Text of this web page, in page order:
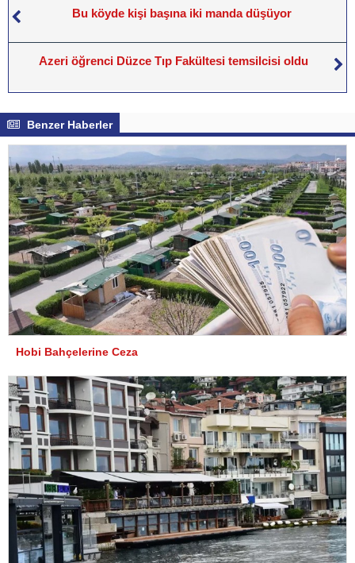
Bu köyde kişi başına iki manda düşüyor
Azeri öğrenci Düzce Tıp Fakültesi temsilcisi oldu
Benzer Haberler
Hobi Bahçelerine Ceza